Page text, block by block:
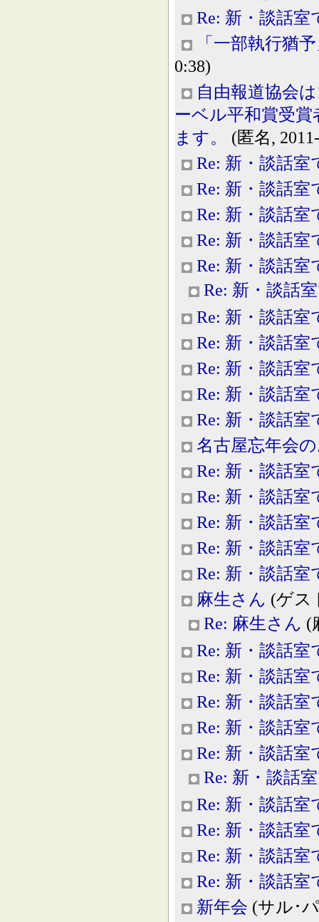
Re: 新・談話室
「一部執行猶
0:38)
自由報道協会
ーベル平和賞受
ます。
(匿名,
Re: 新・談話室
Re: 新・談話室
Re: 新・談話室
Re: 新・談話室
Re: 新・談話室
Re: 新・談話
Re: 新・談話室
Re: 新・談話室
Re: 新・談話室
Re: 新・談話室
Re: 新・談話室
名古屋忘年会
Re: 新・談話室
Re: 新・談話室
Re: 新・談話室
Re: 新・談話室
Re: 新・談話室
麻生さん (ゲス
Re: 麻生さん (
Re: 新・談話室
Re: 新・談話室
Re: 新・談話室
Re: 新・談話室
Re: 新・談話室
Re: 新・談話
Re: 新・談話室
Re: 新・談話室
Re: 新・談話室
Re: 新・談話室
新年会 (サル･